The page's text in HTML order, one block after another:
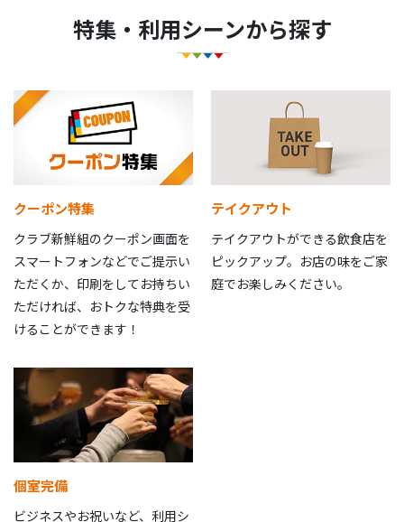
特集・利用シーンから探す
クーポン特集
クラブ新鮮組のクーポン画面を
スマートフォンなどでご提示い
ただくか、印刷をしてお持ちい
ただければ、おトクな特典を受
けることができます！
テイクアウト
テイクアウトができる飲食店を
ピックアップ。お店の味をご家
庭でお楽しみください。
個室完備
ビジネスやお祝いなど、利用シ